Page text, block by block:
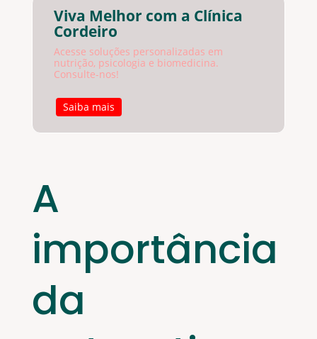
Viva Melhor com a Clínica
Cordeiro
Acesse soluções personalizadas em
nutrição, psicologia e biomedicina.
Consulte-nos!
Saiba mais
A
importância
da